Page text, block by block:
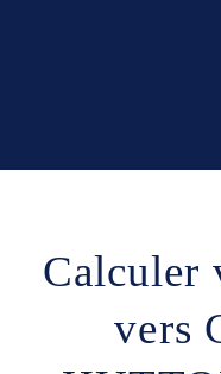
Calculer
vers